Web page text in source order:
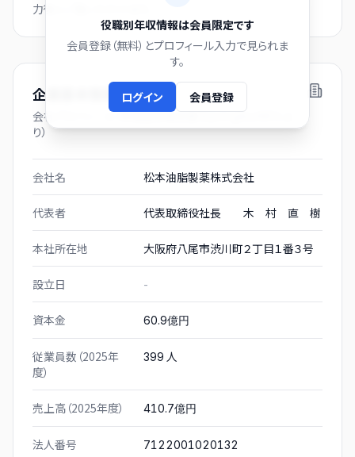
役職別年収情報は会員限定です
会員登録（無料）とプロフィール入力で見られま
す。
ログイン 会員登録
力後にご覧いただけます。
企業基本情報
会社プロフィール（有価証券報告書および gBizINFO よ
り）
会社名 松本油脂製薬株式会社
代表者 代表取締役社長 木 村 直 樹
本社所在地 大阪府八尾市渋川町２丁目１番３号
設立日 -
資本金 60.9億円
従業員数（2025年
度）
399 人
売上高（2025年度） 410.7億円
法人番号 7122001020132